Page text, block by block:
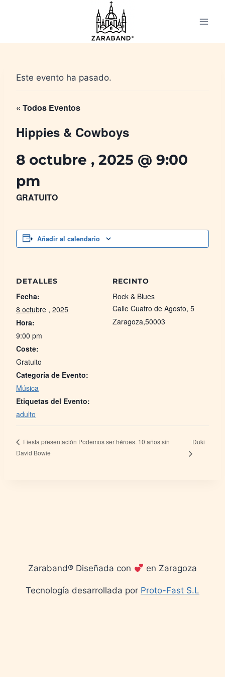
Este evento ha pasado.
« Todos Eventos
Hippies & Cowboys
8 octubre , 2025 @ 9:00
pm
GRATUITO
Añadir al calendario
DETALLES
Fecha:
8 octubre , 2025
Hora:
9:00 pm
Coste:
Gratuito
Categoría de Evento:
Música
Etiquetas del Evento:
adulto
RECINTO
Rock & Blues
Calle Cuatro de Agosto, 5
Zaragoza,50003
Fiesta presentación Podemos ser héroes. 10 años sin
David Bowie
Duki
Zaraband® Diseñada con en Zaragoza
Tecnología desarrollada por Proto-Fast S.L